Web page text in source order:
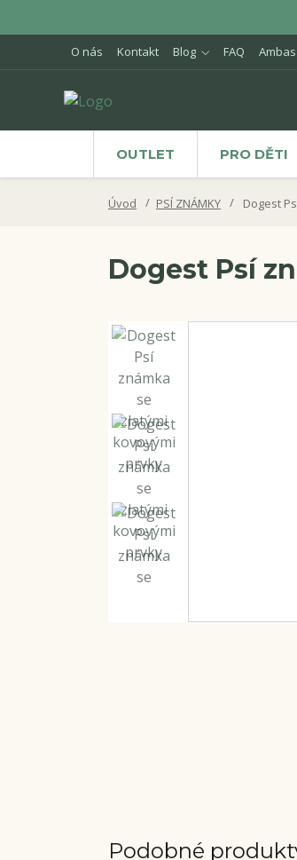
O nás Kontakt Blog FAQ
OUTLET PRO DĚTI
Úvod PSÍ ZNÁMKY Dogest
Dogest Psí
Podobné